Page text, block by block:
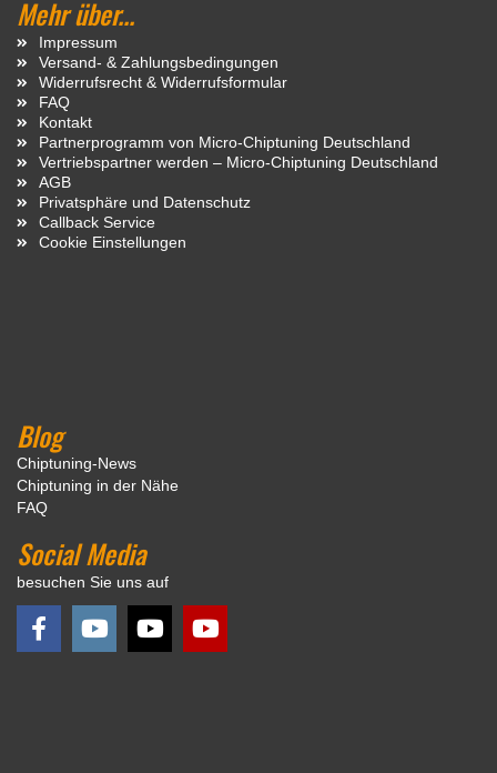
Mehr über...
Impressum
Versand- & Zahlungsbedingungen
Widerrufsrecht & Widerrufsformular
FAQ
Kontakt
Partnerprogramm von Micro-Chiptuning Deutschland
Vertriebspartner werden – Micro-Chiptuning Deutschland
AGB
Privatsphäre und Datenschutz
Callback Service
Cookie Einstellungen
Blog
Chiptuning-News
Chiptuning in der Nähe
FAQ
Social Media
besuchen Sie uns auf